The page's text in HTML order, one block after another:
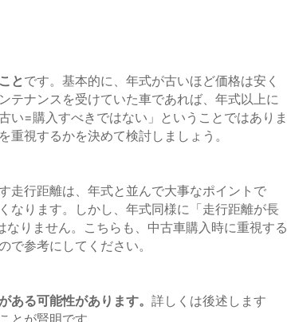
とです。基本的に、年式が古いほど価格は安く
テナンスを受けていた車であれば、年式以上に
い=購入すべきではない」ということではありま
視するかを決めて検討しましょう。
走行距離は、年式と並んで大事なポイントで
なります。しかし、年式同様に「走行距離が長
りません。こちらも、中古車購入時に重視する
で参考にしてください。
ある可能性があります。 詳しくは後述します
とが賢明です。